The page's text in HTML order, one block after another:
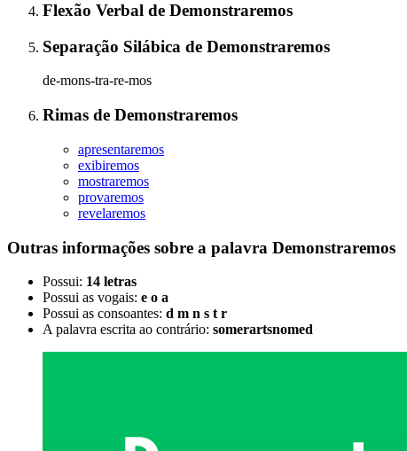
Flexão Verbal de Demonstraremos
Separação Silábica de Demonstraremos
de-mons-tra-re-mos
Rimas de Demonstraremos
apresentaremos
exibiremos
mostraremos
provaremos
revelaremos
Outras informações sobre a palavra Demonstraremos
Possui: 14 letras
Possui as vogais: e o a
Possui as consoantes: d m n s t r
A palavra escrita ao contrário: somerartsnomed